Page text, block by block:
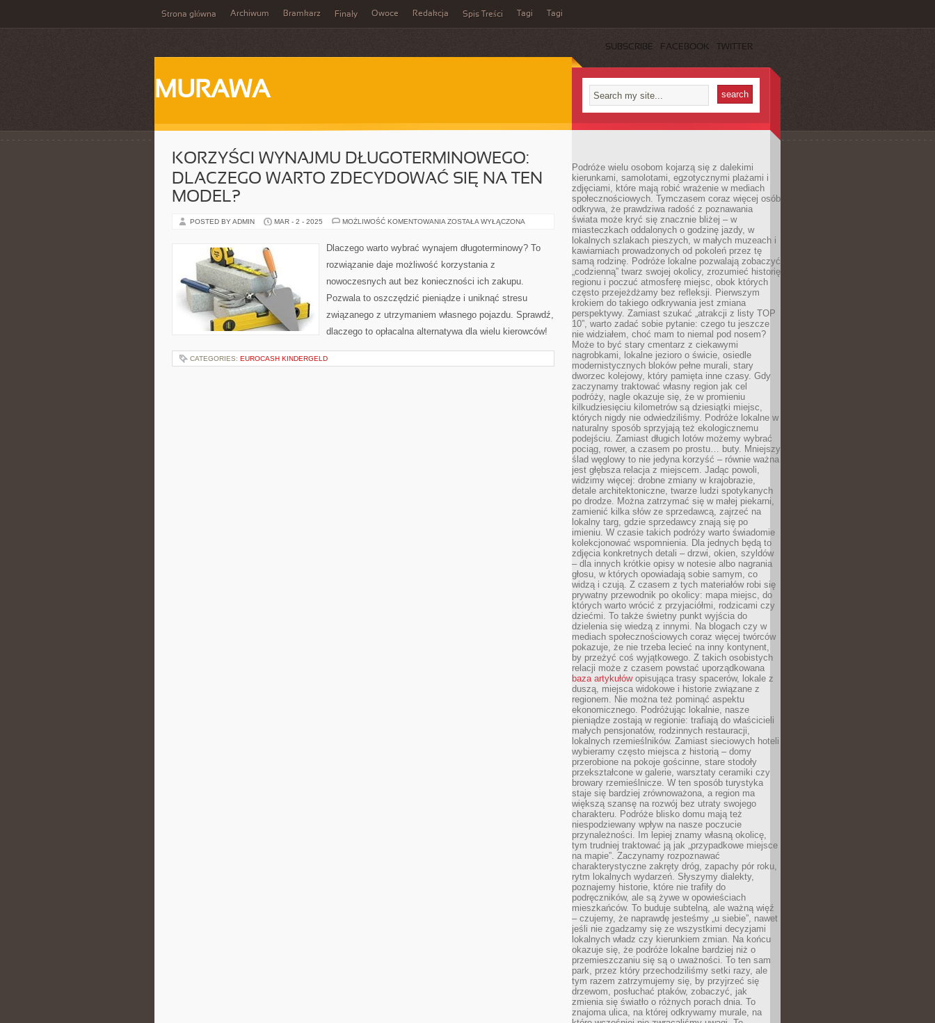
Strona główna Archiwum Bramkarz Finały Owoce Redakcja Spis Treści Tagi Tagi
SUBSCRIBE FACEBOOK TWITTER
MURAWA
KORZYŚCI WYNAJMU DŁUGOTERMINOWEGO:
DLACZEGO WARTO ZDECYDOWAĆ SIĘ NA TEN
MODEL?
POSTED BY ADMIN MAR - 2 - 2025 MOŻLIWOŚĆ KOMENTOWANIA KORZYŚCI
DLACZEGO
WARTO
SIĘ
TEN
ZOSTAŁA WYŁĄCZONA
Dlaczego warto wybrać wynajem długoterminowy? To
rozwiązanie daje możliwość korzystania z
nowoczesnych aut bez konieczności ich zakupu.
Pozwala to oszczędzić pieniądze i uniknąć stresu
związanego z utrzymaniem własnego pojazdu. Sprawdź,
dlaczego to opłacalna alternatywa dla wielu kierowców!
CATEGORIES: EUROCASH KINDERGELD
Podróże wielu osobom kojarzą się z dalekimi
kierunkami, samolotami, egzotycznymi plażami i
zdjęciami, które mają robić wrażenie w mediach
społecznościowych. Tymczasem coraz więcej osób
odkrywa, że prawdziwa radość z poznawania
świata może kryć się znacznie bliżej – w
miasteczkach oddalonych o godzinę jazdy, w
lokalnych szlakach pieszych, w małych muzeach i
kawiarniach prowadzonych od pokoleń przez tę
samą rodzinę. Podróże lokalne pozwalają zobaczyć
„codzienną” twarz swojej okolicy, zrozumieć historię
regionu i poczuć atmosferę miejsc, obok których
często przejeżdżamy bez refleksji. Pierwszym
krokiem do takiego odkrywania jest zmiana
perspektywy. Zamiast szukać „atrakcji z listy TOP
10”, warto zadać sobie pytanie: czego tu jeszcze
nie widziałem, choć mam to niemal pod nosem?
Może to być stary cmentarz z ciekawymi
nagrobkami, lokalne jezioro o świcie, osiedle
modernistycznych bloków pełne murali, stary
dworzec kolejowy, który pamięta inne czasy. Gdy
zaczynamy traktować własny region jak cel
podróży, nagle okazuje się, że w promieniu
kilkudziesięciu kilometrów są dziesiątki miejsc,
których nigdy nie odwiedziliśmy. Podróże lokalne w
naturalny sposób sprzyjają też ekologicznemu
podejściu. Zamiast długich lotów możemy wybrać
pociąg, rower, a czasem po prostu… buty. Mniejszy
ślad węglowy to nie jedyna korzyść – równie ważna
jest głębsza relacja z miejscem. Jadąc powoli,
widzimy więcej: drobne zmiany w krajobrazie,
detale architektoniczne, twarze ludzi spotykanych
po drodze. Można zatrzymać się w małej piekarni,
zamienić kilka słów ze sprzedawcą, zajrzeć na
lokalny targ, gdzie sprzedawcy znają się po
imieniu. W czasie takich podróży warto świadomie
kolekcjonować wspomnienia. Dla jednych będą to
zdjęcia konkretnych detali – drzwi, okien, szyldów
– dla innych krótkie opisy w notesie albo nagrania
głosu, w których opowiadają sobie samym, co
widzą i czują. Z czasem z tych materiałów robi się
prywatny przewodnik po okolicy: mapa miejsc, do
których warto wrócić z przyjaciółmi, rodzicami czy
dziećmi. To także świetny punkt wyjścia do
dzielenia się wiedzą z innymi. Na blogach czy w
mediach społecznościowych coraz więcej twórców
pokazuje, że nie trzeba lecieć na inny kontynent,
by przeżyć coś wyjątkowego. Z takich osobistych
relacji może z czasem powstać uporządkowana
baza artykułówopisująca trasy spacerów, lokale z
duszą, miejsca widokowe i historie związane z
regionem. Nie można też pominąć aspektu
ekonomicznego. Podróżując lokalnie, nasze
pieniądze zostają w regionie: trafiają do właścicieli
małych pensjonatów, rodzinnych restauracji,
lokalnych rzemieślników. Zamiast sieciowych hoteli
wybieramy często miejsca z historią – domy
przerobione na pokoje gościnne, stare stodoły
przekształcone w galerie, warsztaty ceramiki czy
browary rzemieślnicze. W ten sposób turystyka
staje się bardziej zrównoważona, a region ma
większą szansę na rozwój bez utraty swojego
charakteru. Podróże blisko domu mają też
niespodziewany wpływ na nasze poczucie
przynależności. Im lepiej znamy własną okolicę,
tym trudniej traktować ją jak „przypadkowe miejsce
na mapie”. Zaczynamy rozpoznawać
charakterystyczne zakręty dróg, zapachy pór roku,
rytm lokalnych wydarzeń. Słyszymy dialekty,
poznajemy historie, które nie trafiły do
podręczników, ale są żywe w opowieściach
mieszkańców. To buduje subtelną, ale ważną więź
– czujemy, że naprawdę jesteśmy „u siebie”, nawet
jeśli nie zgadzamy się ze wszystkimi decyzjami
lokalnych władz czy kierunkiem zmian. Na końcu
okazuje się, że podróże lokalne bardziej niż o
przemieszczaniu się są o uważności. To ten sam
park, przez który przechodziliśmy setki razy, ale
tym razem zatrzymujemy się, by przyjrzeć się
drzewom, posłuchać ptaków, zobaczyć, jak
zmienia się światło o różnych porach dnia. To
znajoma ulica, na której odkrywamy murale, na